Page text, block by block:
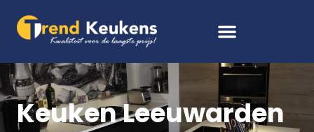
Keuken Leeuwarden